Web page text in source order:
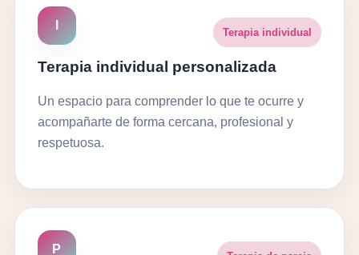
Terapia individual
Terapia individual personalizada
Un espacio para comprender lo que te ocurre y
acompañarte de forma cercana, profesional y
respetuosa.
P